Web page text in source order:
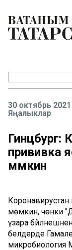
30 октябрь 2021
Яңалыклар
Гинцбург:
прививка
мөмкин
Коронавирустан
мөмкин, чөнки
үзара
белдерде
микробиология